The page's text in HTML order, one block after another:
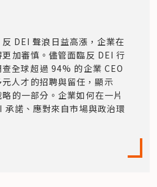
DEI 聲浪日益高漲，企業在
加審慎。儘管面臨反 DEI 行
全球超過 94% 的企業 CEO
人才的招聘與留任，顯示
的一部分。企業如何在一片
承諾、應對來自市場與政治環